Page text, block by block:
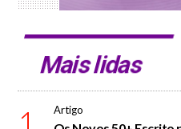
Mais lidas
Artigo